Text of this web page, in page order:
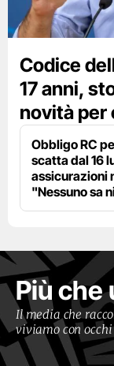
Codice
17 anni,
novità per
Obbligo RC
scatta dal 16
assicurazioni
"Nessuno sa
Più che
Il media che
viviamo con